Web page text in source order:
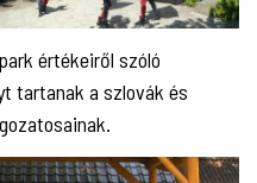
értékeiről szóló
tartanak a szlovák és